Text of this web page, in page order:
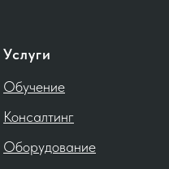
Услуги
Обучение
Консалтинг
Оборудование